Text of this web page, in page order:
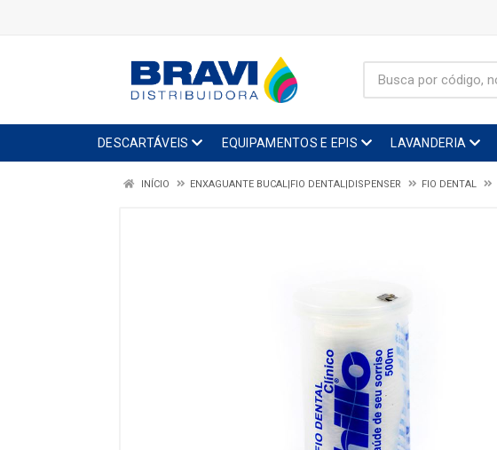
DESCARTÁVEIS EQUIPAMENTOS E EPIS LAVANDERIA
INÍCIO ENXAGUANTE BUCAL|FIO DENTAL|DISPENSER FIO DENTAL